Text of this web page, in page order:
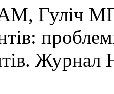
Гуліч
Журнал